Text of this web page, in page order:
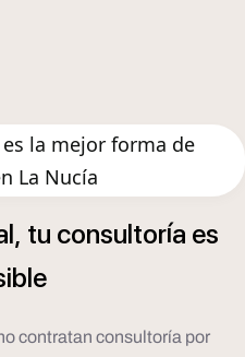
la mejor forma de
La Nucía
tu consultoría es
contratan consultoría por